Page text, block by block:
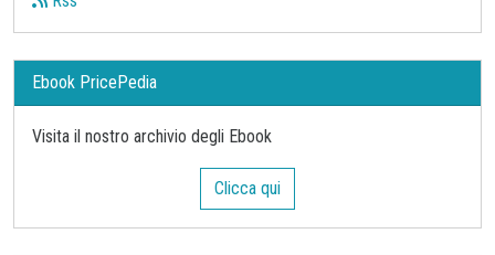
Ebook PricePedia
Visita il nostro archivio degli Ebook
Clicca qui